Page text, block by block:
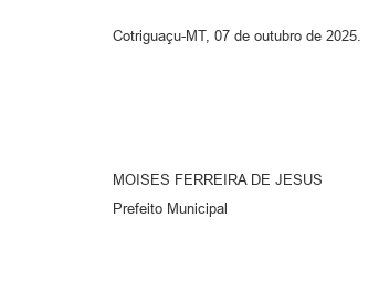
Cotriguaçu-MT, 07 de outubro de 2025.
MOISES FERREIRA DE JESUS
Prefeito Municipal